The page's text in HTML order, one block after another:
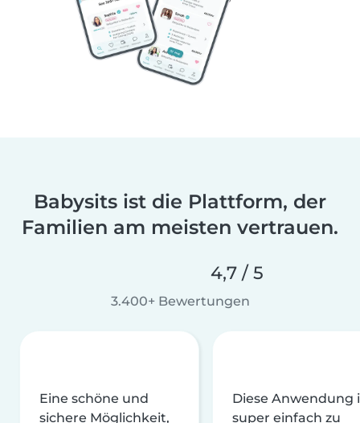
Babysits ist die Plattform, der
Familien am meisten vertrauen.
4,7 / 5
3.400+ Bewertungen
Eine schöne und
sichere Möglichkeit,
Diese Anwendung
super einfach zu